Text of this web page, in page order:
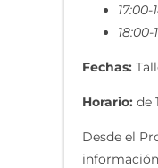
Fechas:
Horario: de
Desde el